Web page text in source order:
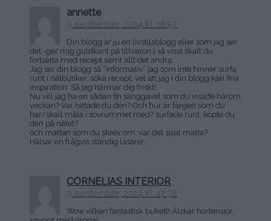
annette
9 september, 2014 kl. 16:57
Din blogg är ju en livstilsblogg eller som jag ser
det -ger mig guldkant på tillvaron:) så visst skall du
fortsätta med recept samt allt det andra.
Jag ser din blogg så ”informativ” jag som inte hinner surfa
runt i nätbutiker, söka recept, vet att jag i din blogg kan fina
inspiration. Så jag härmar dig friskt!
Nu vill jag ha en sådan fin sänggavel som du visade härom
veckan? Var hittade du den? Och hur är färgen som du
har/skall måla i sovrummet med? surfade runt, köpte du
den på nätet?
och mattan som du skrev om, var det sisal matta?
Hälsar en frågvis ständig läsare!
CORNELIAS INTERIOR
9 september, 2014 kl. 17:38
Wow vilken fantastisk bukett! Älskar hortensior,